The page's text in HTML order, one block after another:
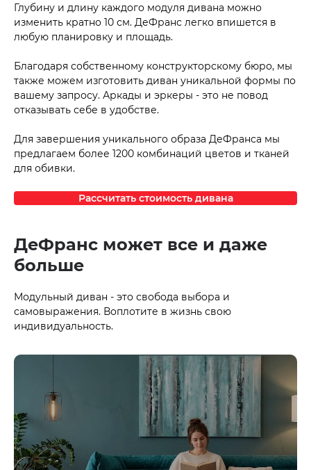
Глубину и длину каждого модуля дивана можно
изменить кратно 10 см. ДеФранс легко впишется в
любую планировку и площадь.
Благодаря собственному конструкторскому бюро, мы
также можем изготовить диван уникальной формы по
вашему запросу. Аркады и эркеры - это не повод
отказывать себе в удобстве.
Для завершения уникального образа ДеФранса мы
предлагаем более 1200 комбинаций цветов и тканей
для обивки.
Рассчитать стоимость дивана
ДеФранс может все и даже
больше
Модульный диван - это свобода выбора и
самовыражения. Воплотите в жизнь свою
индивидуальность.